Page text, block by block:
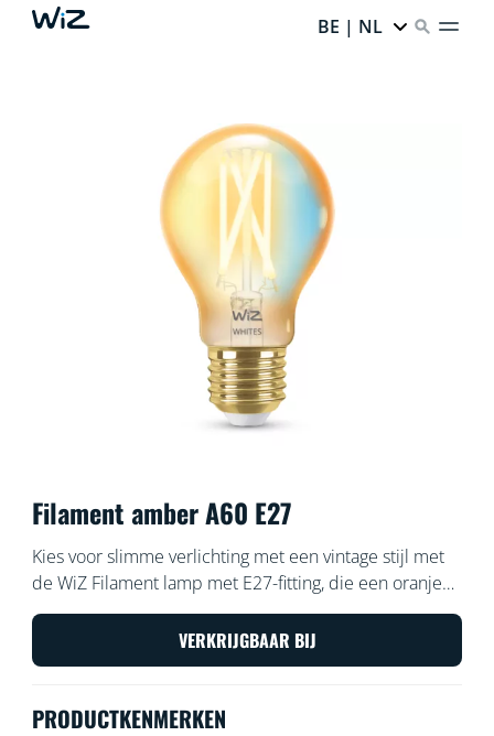
BE | NL
Filament amber A60 E27
Kies voor slimme verlichting met een vintage stijl met
de WiZ Filament lamp met E27-fitting, die een oranje
coating heeft en warmwit of koelwit licht geeft.
Gebruik de WiZ app of je stem om de verlichting te
dimmen of feller te zetten, of gebruik
setups.
VERKRIJGBAAR BIJ
PRODUCTKENMERKEN